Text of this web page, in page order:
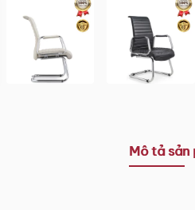
Mô tả sản
Từ 3 – 5 ngày
ở khu vực “Quận Ngoại
Trần Phú, phường An Đông,
8h00 – 18h30 (các ngày từ